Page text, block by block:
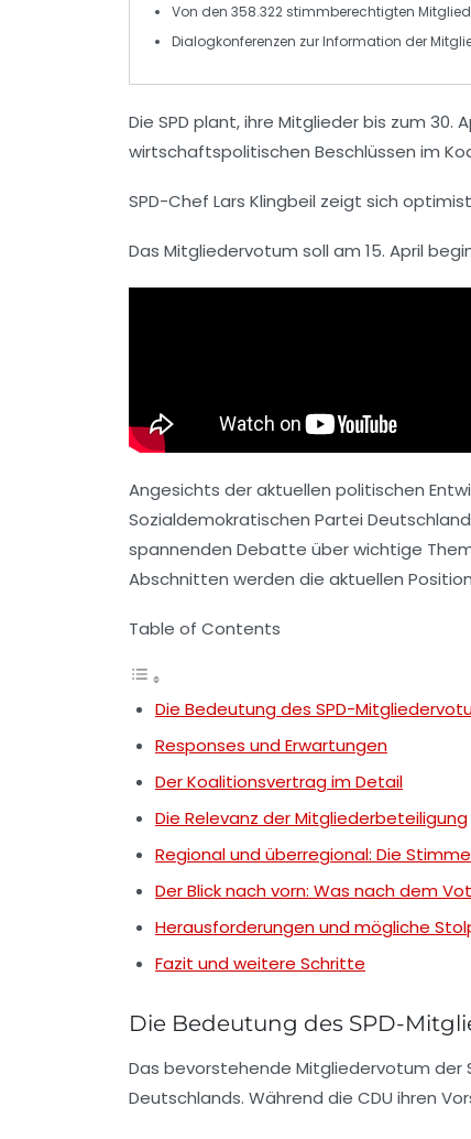
Von den 358.322 stimmberechtigten
Dialogkonferenzen zur Information der
Die SPD plant, ihre Mitglieder bis zum
wirtschaftspolitischen Beschlüssen im
SPD-Chef Lars Klingbeil zeigt sich
Das Mitgliedervotum soll am 15. April
Angesichts der aktuellen politischen
Sozialdemokratischen Partei
spannenden Debatte über wichtige
Abschnitten werden die aktuellen
Table of Contents
Die Bedeutung des SPD-
Responses und Erwartungen
Der Koalitionsvertrag im Detail
Die Relevanz der Mitgliederbeteiligung
Regional und überregional: Die
Der Blick nach vorn: Was nach dem
Herausforderungen und mögliche
Fazit und weitere Schritte
Die Bedeutung des SPD-
Das bevorstehende Mitgliedervotum der
Deutschlands. Während die CDU ihren